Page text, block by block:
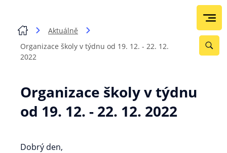
Aktuálně
Organizace školy v týdnu od 19. 12. - 22. 12.
2022
Organizace školy v týdnu
od 19. 12. - 22. 12. 2022
Dobrý den,